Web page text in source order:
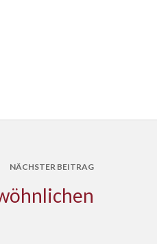
NÄCHSTER BEITRAG